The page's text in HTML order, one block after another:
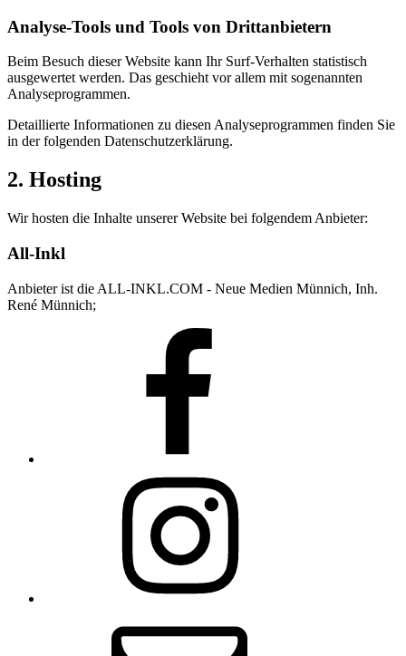
Analyse-Tools und Tools von Dritt­anbietern
Beim Besuch dieser Website kann Ihr Surf-Verhalten statistisch
ausgewertet werden. Das geschieht vor allem mit sogenannten
Analyseprogrammen.
Detaillierte Informationen zu diesen Analyseprogrammen finden Sie
in der folgenden Datenschutzerklärung.
2. Hosting
Wir hosten die Inhalte unserer Website bei folgendem Anbieter:
All-Inkl
Anbieter ist die ALL-INKL.COM - Neue Medien Münnich, Inh.
René Münnich;